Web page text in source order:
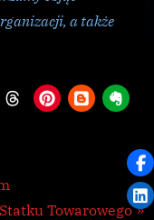
a także
Towarowego